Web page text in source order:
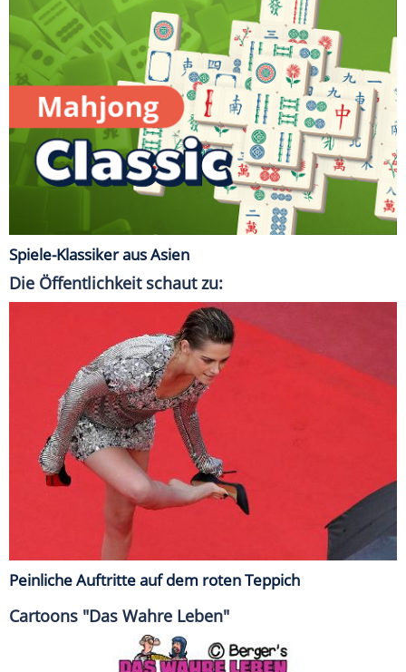
Spiele-Klassiker aus Asien
Die Öffentlichkeit schaut zu:
Peinliche Auftritte auf dem roten Teppich
Cartoons "Das Wahre Leben"